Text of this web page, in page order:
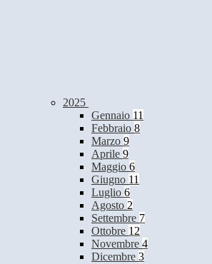
2025
Gennaio 11
Febbraio 8
Marzo 9
Aprile 9
Maggio 6
Giugno 11
Luglio 6
Agosto 2
Settembre 7
Ottobre 12
Novembre 4
Dicembre 3